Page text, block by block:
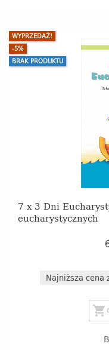
7 x 3 Dni
eucharystycznych
Najniższa cena
WYPRZEDAŻ!
-5%
BRAK PRODUKTU
shopping_cart